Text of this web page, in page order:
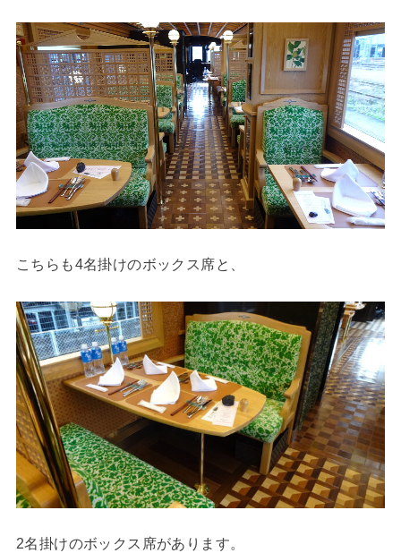
こちらも4名掛けのボックス席と、
2名掛けのボックス席があります。